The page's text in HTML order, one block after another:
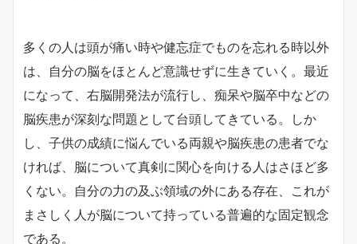
多くの人は頭が痛い時や健忘症でものを忘れる時以外
は、自分の脳をほとんど意識せずに生きていく。最近
になって、右脳開発法が流行し、痴呆や脳卒中などの
脳疾患が深刻な問題として台頭してきている。しか
し、子供の成績に悩んでいる両親や脳疾患の患者でな
ければ、脳について真剣に関心を向ける人はさほど多
くない。自分の力の及ぶ領域の外にある存在、これが
まさしく人が脳について持っている普遍的な固定観念
である。